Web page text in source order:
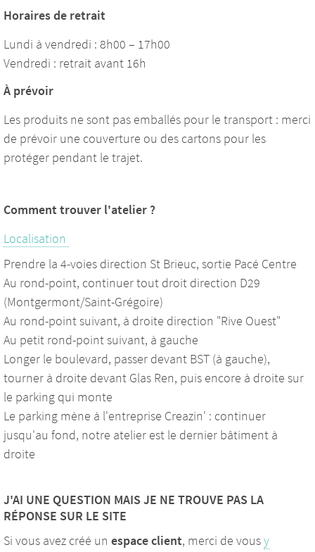
Horaires de retrait
Lundi à vendredi : 8h00 – 17h00
Vendredi : retrait avant 16h
À prévoir
Les produits ne sont pas emballés pour le transport : merci
de prévoir une couverture ou des cartons pour les
protéger pendant le trajet.
Comment trouver l'atelier ?
Localisation
Prendre la 4-voies direction St Brieuc, sortie Pacé Centre
Au rond-point, continuer tout droit direction D29
(Montgermont/Saint-Grégoire)
Au rond-point suivant, à droite direction "Rive Ouest"
Au petit rond-point suivant, à gauche
Longer le boulevard, passer devant BST (à gauche),
tourner à droite devant Glas Ren, puis encore à droite sur
le parking qui monte
Le parking mène à l'entreprise Creazin' : continuer
jusqu'au fond, notre atelier est le dernier bâtiment à
droite
J'AI UNE QUESTION MAIS JE NE TROUVE PAS LA
RÉPONSE SUR LE SITE
Si vous avez créé un espace client, merci de vousy